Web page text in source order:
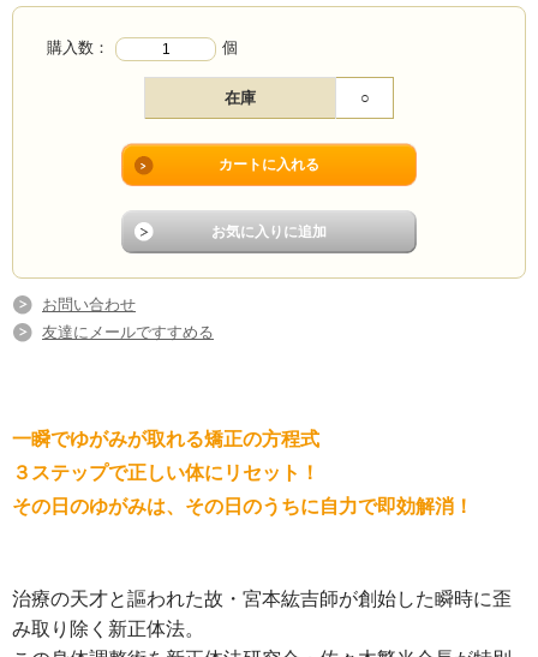
購入数： 個
在庫 ○
お問い合わせ
友達にメールですすめる
一瞬でゆがみが取れる矯正の方程式
３ステップで正しい体にリセット！
その日のゆがみは、その日のうちに自力で即効解消！
治療の天才と謳われた故・宮本紘吉師が創始した瞬時に歪
み取り除く新正体法。